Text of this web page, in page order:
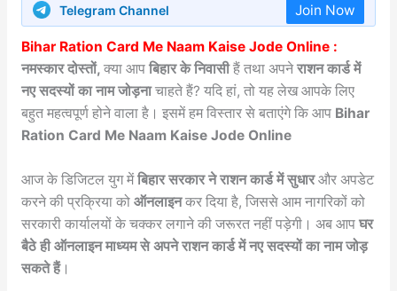
Telegram Channel Join Now
Bihar Ration Card Me Naam Kaise Jode Online :
नमस्कार दोस्तों, क्या आप बिहार के निवासीहैं तथा अपनेराशन कार्ड में
नए सदस्यों का नाम जोड़नाचाहते हैं? यदि हां, तो यह लेख आपके लिए
बहुत महत्वपूर्ण होने वाला है। इसमें हम विस्तार से बताएंगे कि आप Bihar
Ration Card Me Naam Kaise Jode Online
आज के डिजिटल युग मेंबिहार सरकार ने राशन कार्ड में सुधारऔर अपडेट
करने की प्रक्रिया को ऑनलाइनकर दिया है, जिससे आम नागरिकों को
सरकारी कार्यालयों के चक्कर लगाने की जरूरत नहीं पड़ेगी। अब आप घर
बैठे ही ऑनलाइन माध्यम से अपने राशन कार्ड में नए सदस्यों का नाम जोड़
सकते हैं।